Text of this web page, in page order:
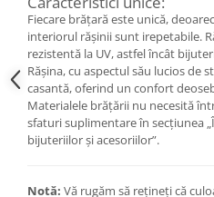
Brățară
Bijuterii - Alte
Suport bijuterii
Semn de carte
Accesorii
Produse personalizate (mărturii)
Fiecare brățară este unică,
interiorul rășinii sunt irepetabile.
rezistentă la UV, astfel încât
Rășina, cu aspectul său lucios de
casantă, oferind un confort
Materialele brățării nu necesită
sfaturi suplimentare în secțiunea
bijuteriilor și acesoriilor”.
Notă: Vă rugăm să rețineți că